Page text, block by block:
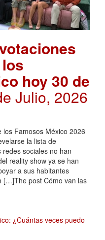
hoy 30 de
Julio, 2026
Famosos México 2026
la lista de
sociales no han
reality show ya se han
a sus habitantes
[…]The post Cómo van las